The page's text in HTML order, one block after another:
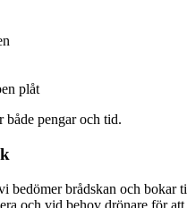
plåt
både pengar och tid.
brådskan och bokar
och vid behov drönare för